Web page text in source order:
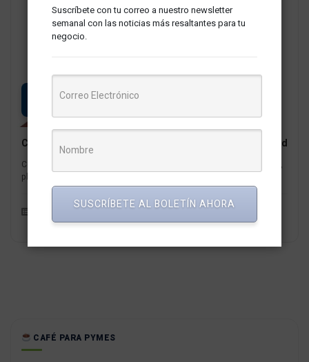
CencoPay: Que se sabe de la billetera digital de Cencosud
Cencosud, propietario de los supermercados Wong y Metro en Perú,
planea ingresar al mercado de las billeteras digitales y las...
Finanzas y Fintech Redaccion MarketNews
CAFÉ PARA PYMES
Suscríbete con tu correo a nuestro newsletter
semanal con las noticias más resaltantes para tu
negocio.
SUSCRÍBETE AL BOLETÍN AHORA